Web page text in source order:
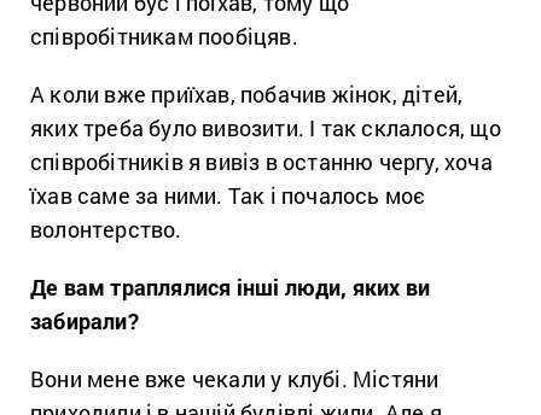
співробітникам пообіцяв.
А коли вже приїхав, побачив жінок, дітей,
яких треба було вивозити. І так склалося, що
співробітників я вивіз в останню чергу, хоча
їхав саме за ними. Так і почалось моє
волонтерство.
Де вам траплялися інші люди, яких ви
забирали?
Вони мене вже чекали у клубі. Містяни